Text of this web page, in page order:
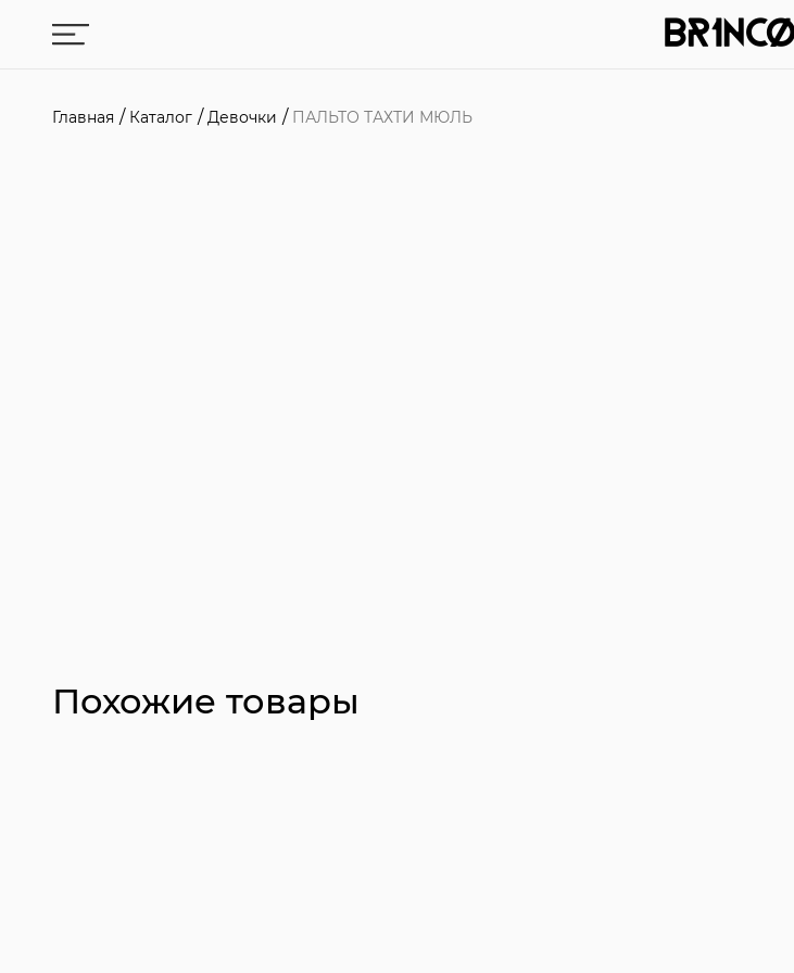
Главная Каталог Девочки ПАЛЬТО ТАХТИ МЮЛЬ
Похожие товары